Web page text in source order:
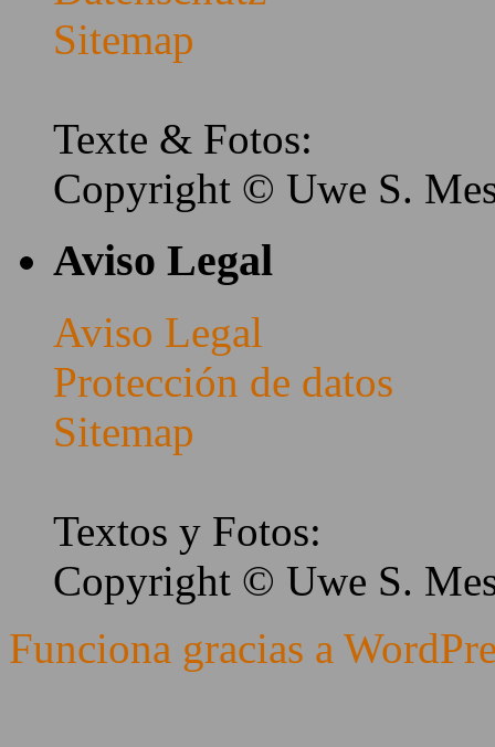
Sitemap
Texte & Fotos:
Copyright © Uwe S.
Aviso Legal
Aviso Legal
Protección de datos
Sitemap
Textos y Fotos:
Copyright © Uwe S.
Funciona gracias a